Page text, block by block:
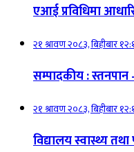
एआई प्रविधिमा
२१ श्रावण २०८३, बिहीबार
सम्पादकीय :
२१ श्रावण २०८३, बिहीबार
विद्यालय स्वास्थ्य